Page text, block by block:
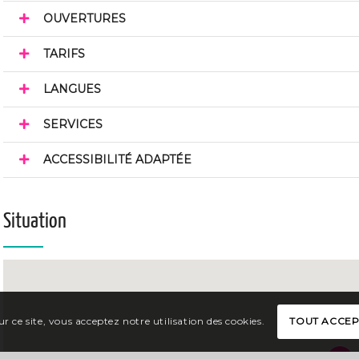
OUVERTURES
TARIFS
LANGUES
SERVICES
ACCESSIBILITÉ ADAPTÉE
Situation
ce site, vous acceptez notre utilisation des cookies. TOUT